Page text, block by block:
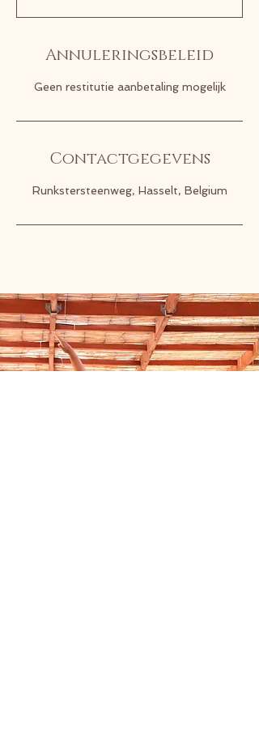
Annuleringsbeleid
Geen restitutie aanbetaling mogelijk
Contactgegevens
Runkstersteenweg, Hasselt, Belgium